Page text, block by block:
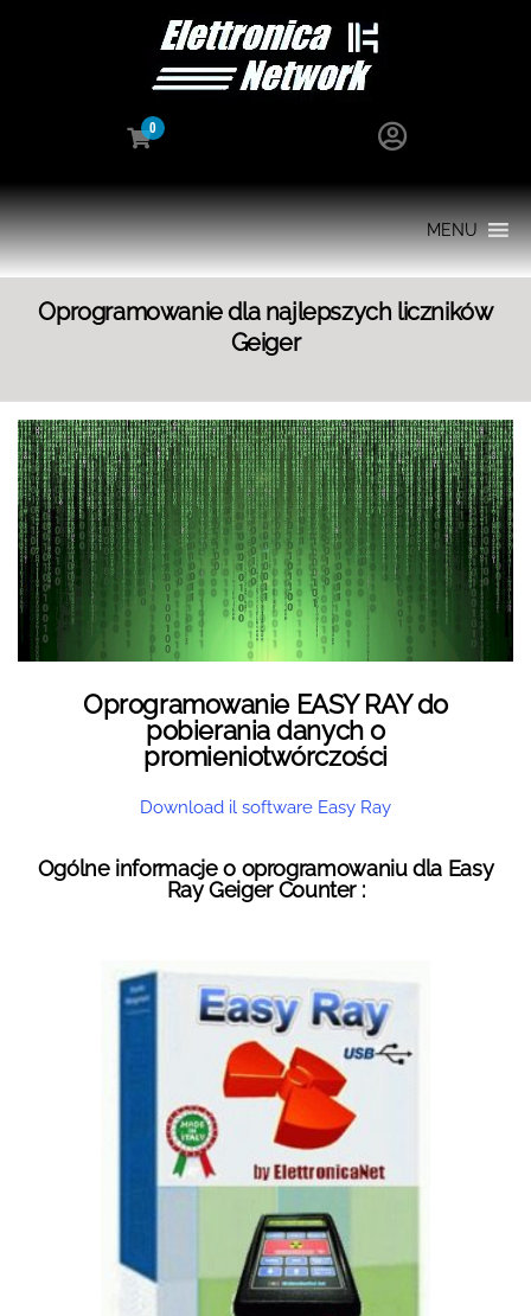
0
MENU
Oprogramowanie dla najlepszych liczników
Geiger
Oprogramowanie EASY RAY do
pobierania danych o
promieniotwórczości
Download il software Easy Ray
Ogólne informacje o oprogramowaniu dla Easy
Ray Geiger Counter :